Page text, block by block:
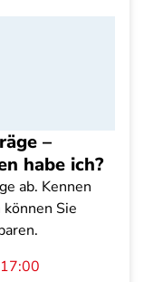
–
habe ich?
ab. Kennen
Sie